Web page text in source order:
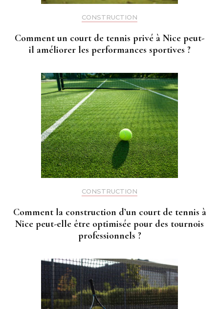
CONSTRUCTION
Comment un court de tennis privé à Nice peut-
il améliorer les performances sportives ?
CONSTRUCTION
Comment la construction d’un court de tennis à
Nice peut-elle être optimisée pour des tournois
professionnels ?